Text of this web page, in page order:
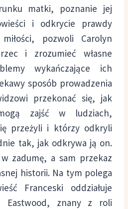
matki, poznanie jej
i odkrycie prawdy
pozwoli Carolyn
i zrozumieć własne
wykańczające ich
sposób prowadzenia
przekonać się, jak
zajść w ludziach,
przeżyli i którzy odkryli
tak, jak odkrywa ją on.
zadumę, a sam przekaz
historii. Na tym polega
Franceski oddziałuje
Eastwood, znany z roli